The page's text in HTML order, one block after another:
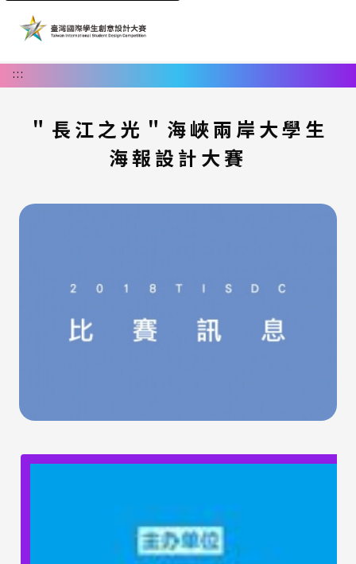
:::
＂長江之光＂海峽兩岸大學生
海報設計大賽